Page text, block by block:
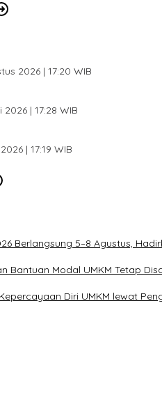
2026 | 17:20 WIB
| 17:28 WIB
| 17:19 WIB
Berlangsung 5–8 Agustus,
Bantuan Modal UMKM Tetap
Diri UMKM lewat